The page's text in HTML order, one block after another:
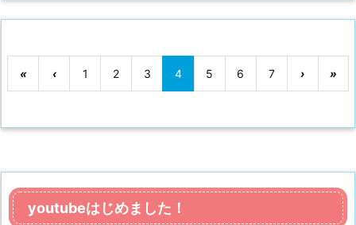
« ‹ 1 2 3 4 5 6 7 › »
youtubeはじめました！